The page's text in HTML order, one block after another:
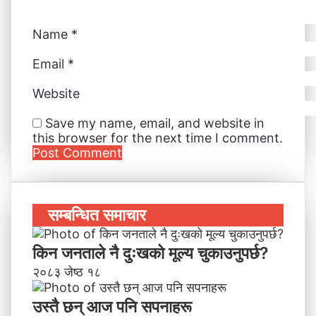
Name *
Email *
Website
Save my name, email, and website in
this browser for the next time I comment.
सम्बन्धित समाचार
किन जनताले नै दुःखको मूल्य चुकाउनुपर्छ?
२०८३ जेष्ठ १८
उस्तै छन् आज पनि सपनाहरू